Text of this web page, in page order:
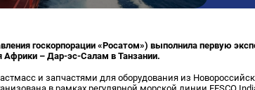
госкорпорации «Росатом») выполнила первую
Африки – Дар-эс-Салам в Танзании.
и запчастями для оборудования из